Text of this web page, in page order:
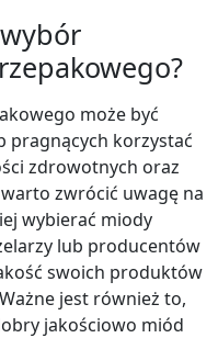
może być
pragnących korzystać
zdrowotnych oraz
zwrócić uwagę na
wybierać miody
lub producentów
swoich produktów
jest również to,
jakościowo miód